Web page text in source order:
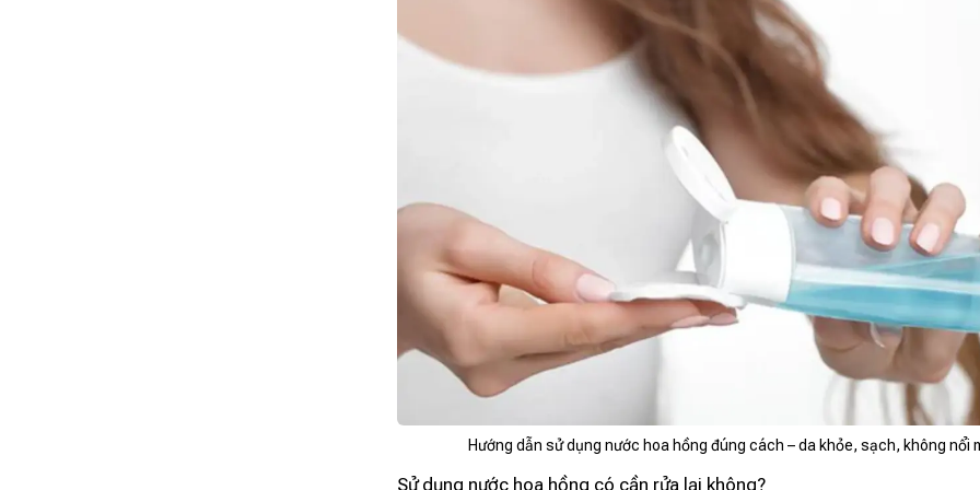
Hướng dẫn sử dụng nước hoa hồng đúng cách – da khỏe, sạch, không nổi
Sử dụng nước hoa hồng có cần rửa lại không?